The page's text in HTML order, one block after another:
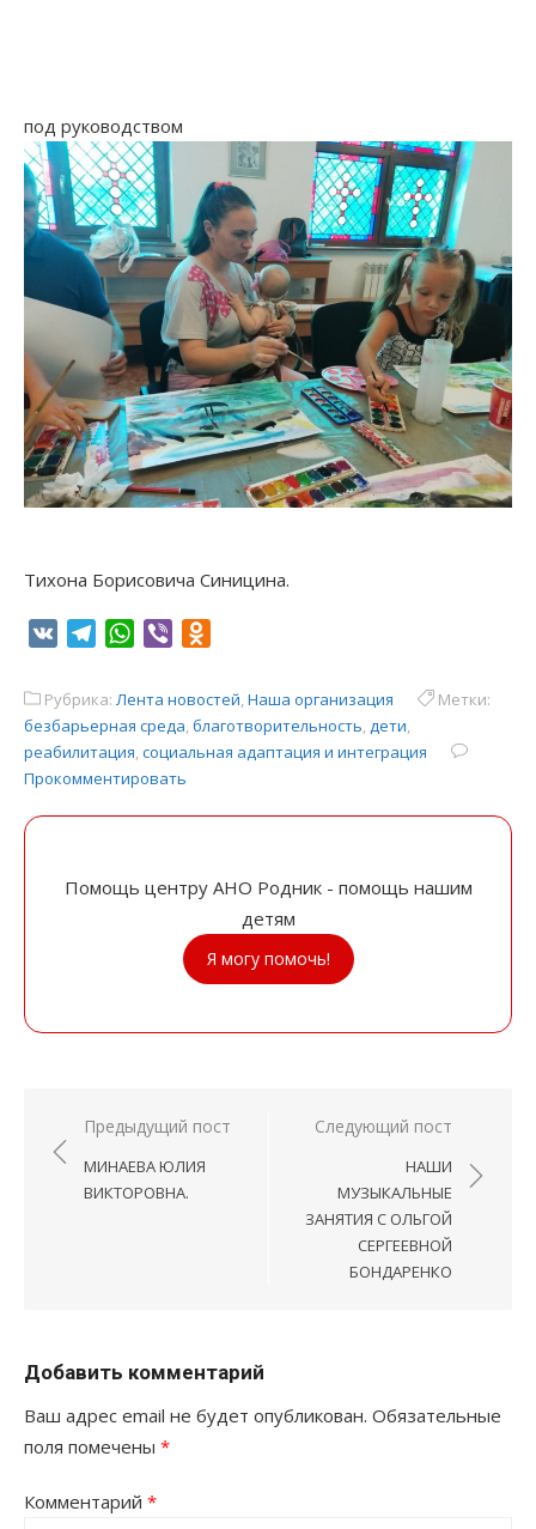
под руководством
Тихона Борисовича Синицина.
VK TelegramWhatsApp
Viber
Рубрика: Лента новостей,Наша организация
Метки:
безбарьерная среда,благотворительность,дети,
реабилитация,социальная адаптация и интеграция
Прокомментировать
Помощь центру АНО Родник - помощь нашим
детям
Я могу помочь!
Навигация
по
записям
Предыдущий пост
МИНАЕВА ЮЛИЯ
ВИКТОРОВНА.
Следующий пост
НАШИ
МУЗЫКАЛЬНЫЕ
ЗАНЯТИЯ С ОЛЬГОЙ
СЕРГЕЕВНОЙ
БОНДАРЕНКО
Добавить комментарий
Ваш адрес email не будет опубликован. Обязательные
поля помечены *
Комментарий *